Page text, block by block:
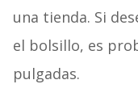
una tienda. Si
el bolsillo, es
pulgadas.